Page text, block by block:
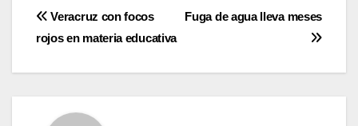
Navegación
de
Fuga de agua lleva meses
Veracruz con focos
rojos en materia educativa